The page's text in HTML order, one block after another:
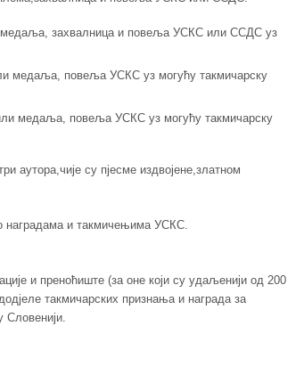
медаља, захвалница и повеља УСКС или ССДС уз
медаља, повеља УСКС уз могућу такмичарску
медаља, повеља УСКС уз могућу такмичарску
аутора,чије су пјесме издвојене,златном
наградама и такмичењима УСКС.
и преноћиште (за оне који су удаљенији од 200
такмичарских признања и награда за
Словенији.